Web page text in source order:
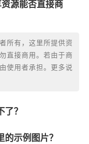
源能否直接商
所有，这里所提供资
直接商用。若由于商
使用者承担。更多说
？
示例图片？